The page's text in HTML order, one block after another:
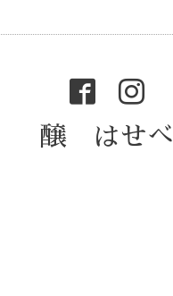
醸 はせべ